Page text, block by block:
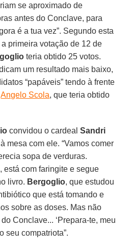
se aproximado de
antes do Conclave, para
é a tua vez”. Segundo esta
primeira votação de 12 de
teria obtido 25 votos.
um resultado mais baixo,
“papáveis” tendo à frente
Angelo Scola, que teria obtido
convidou o cardealSandri
mesa com ele. “Vamos comer
sopa de verduras.
está com faringite e segue
livro. Bergoglio, que estudou
que está tomando e
sobre as doses. Mas não
Conclave... ‘Prepara-te, meu
seu compatriota”.